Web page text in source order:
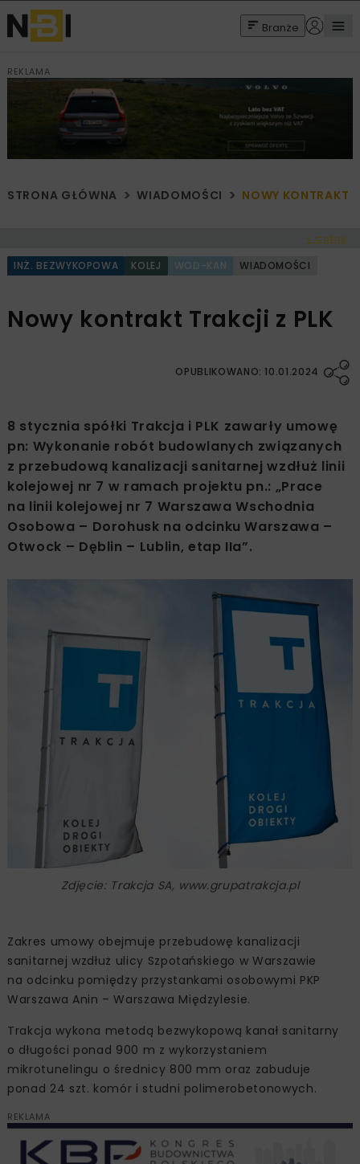
Branże
REKLAMA
STRONA GŁÓWNA WIADOMOŚCI NOWY KONTRAKT
< Cofnij
INŻ. BEZWYKOPOWA KOLEJ WOD-KAN WIADOMOŚCI
Nowy kontrakt Trakcji z PLK
OPUBLIKOWANO: 10.01.2024
8 stycznia spółki Trakcja i PLK zawarły umowę
pn: Wykonanie robót budowlanych związanych
z przebudową kanalizacji sanitarnej wzdłuż linii
kolejowej nr 7 w ramach projektu pn.: „Prace
na linii kolejowej nr 7 Warszawa Wschodnia
Osobowa – Dorohusk na odcinku Warszawa –
Otwock – Dęblin – Lublin, etap IIa”.
Zdjęcie: Trakcja SA, www.grupatrakcja.pl
Zakres umowy obejmuje przebudowę kanalizacji
sanitarnej wzdłuż ulicy Szpotańskiego w Warszawie
na odcinku pomiędzy przystankami osobowymi PKP
Warszawa Anin – Warszawa Międzylesie.
Trakcja wykona metodą bezwykopową kanał sanitarny
o długości ponad 900 m z wykorzystaniem
mikrotunelingu o średnicy 800 mm oraz zabuduje
ponad 24 szt. komór i studni polimerobetonowych.
REKLAMA